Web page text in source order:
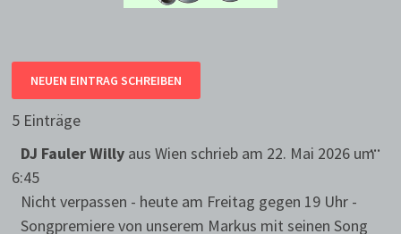
5 Einträge
DJ Fauler Willy aus Wien schrieb am 22. Mai 2026 um
6:45
Nicht verpassen - heute am Freitag gegen 19 Uhr -
Songpremiere von unserem Markus mit seinen Song
...